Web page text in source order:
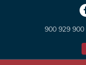
900 929 900